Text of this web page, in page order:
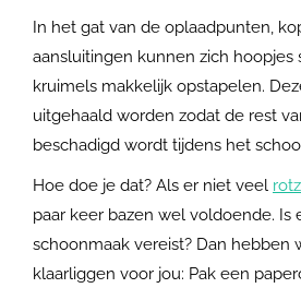
In het gat van de oplaadpunten,
aansluitingen kunnen zich hoopjes
kruimels makkelijk opstapelen.
uitgehaald worden zodat de rest
beschadigd wordt tijdens het
Hoe doe je dat? Als er niet veel
paar keer bazen wel voldoende. Is
schoonmaak vereist? Dan hebben
klaarliggen voor jou: Pak een